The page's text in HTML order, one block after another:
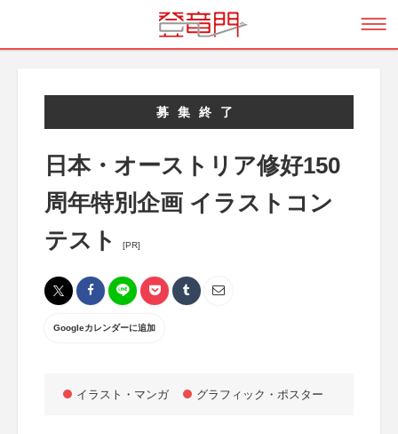
募集終了
日本・オーストリア修好150
周年特別企画 イラストコン
テスト
[PR]
Googleカレンダーに追加
イラスト・マンガ グラフィック・ポスター